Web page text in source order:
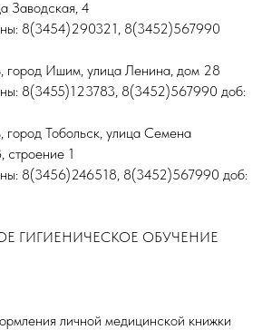
Заводская, 4
8(3454)290321, 8(3452)567990
город Ишим, улица Ленина, дом 28
8(3455)123783, 8(3452)567990 доб:
город Тобольск, улица Семена
строение 1
8(3456)246518, 8(3452)567990 доб:
ГИГИЕНИЧЕСКОЕ ОБУЧЕНИЕ
личной медицинской книжки